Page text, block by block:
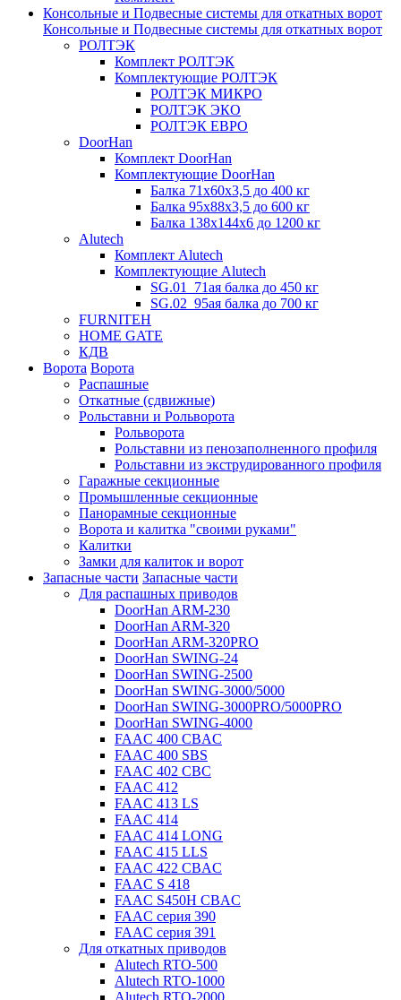
Консольные и Подвесные системы для откатных ворот
Консольные и Подвесные системы для откатных ворот
РОЛТЭК
Комплект РОЛТЭК
Комплектующие РОЛТЭК
РОЛТЭК МИКРО
РОЛТЭК ЭКО
РОЛТЭК ЕВРО
DoorHan
Комплект DoorHan
Комплектующие DoorHan
Балка 71х60х3,5 до 400 кг
Балка 95х88х3,5 до 600 кг
Балка 138х144х6 до 1200 кг
Alutech
Комплект Alutech
Комплектующие Alutech
SG.01_71ая балка до 450 кг
SG.02_95ая балка до 700 кг
FURNITEH
HOME GATE
КДВ
Ворота Ворота
Распашные
Откатные (сдвижные)
Рольставни и Рольворота
Рольворота
Рольставни из пенозаполненного профиля
Рольставни из экструдированного профиля
Гаражные секционные
Промышленные секционные
Панорамные секционные
Ворота и калитка "своими руками"
Калитки
Замки для калиток и ворот
Запасные части Запасные части
Для распашных приводов
DoorHan ARM-230
DoorHan ARM-320
DoorHan ARM-320PRO
DoorHan SWING-24
DoorHan SWING-2500
DoorHan SWING-3000/5000
DoorHan SWING-3000PRO/5000PRO
DoorHan SWING-4000
FAAC 400 CBAC
FAAC 400 SBS
FAAC 402 CBC
FAAC 412
FAAC 413 LS
FAAC 414
FAAC 414 LONG
FAAC 415 LLS
FAAC 422 CBAC
FAAC S 418
FAAC S450H CBAC
FAAC серия 390
FAAC серия 391
Для откатных приводов
Alutech RTO-500
Alutech RTO-1000
Alutech RTO-2000